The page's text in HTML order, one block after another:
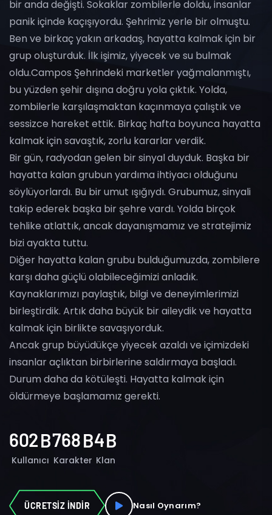
bir anda değişti. Sokaklar zombilerle doldu, insanlar
panik içinde kaçışıyordu. Şehrimiz yerle bir olmuştu.
Ben ve birkaç yakın arkadaş, hayatta kalmak için bir
grup oluşturduk. İlk işimiz, yiyecek ve su bulmak
oldu.Campos Şehrindeki marketler yağmalanmıştı,
bu yüzden şehir dışına doğru yola çıktık. Yolda,
zombilerle karşılaşmaktan kaçınmaya çalıştık ve
sessizce hareket ettik. Birkaç hafta boyunca hayatta
kalmak için savaştık, zorlu kararlar verdik.
Bir gün, radyodan gelen bir sinyal duyduk. Başka bir
hayatta kalan grubun yardıma ihtiyacı olduğunu
söylüyorlardı. Bu bir umut ışığıydı. Grubumuz, sinyali
takip ederek başka bir şehre vardı. Yolda birçok
tehlike atlattık, ancak dayanışmamız ve stratejimiz
bizi ayakta tuttu.
Diğer hayatta kalan grubu bulduğumuzda, zombilere
karşı daha güçlü olabileceğimizi anladık.
Kaynaklarımızı paylaştık, bilgi ve deneyimlerimizi
birleştirdik. Artık daha büyük bir aileydik ve hayatta
kalmak için birlikte savaşıyorduk.
Ancak grup büyüdükçe yiyecek azaldı ve içimizdeki
insanlar açlıktan birbirlerine saldırmaya başladı.
Durum daha da kötüleşti. Hayatta kalmak için
öldürmeye başlamamız gerekti.
602B
Kullanıcı
768B
Karakter
4B
Klan
ÜCRETSİZ İNDİR Nasıl Oynarım?